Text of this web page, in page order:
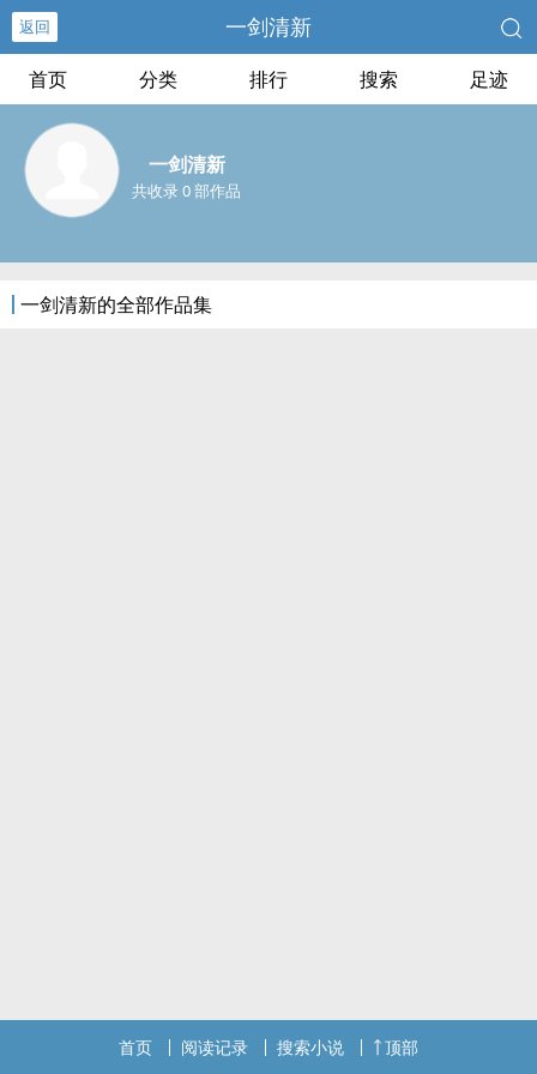
返回 一剑清新
首页 分类 排行 搜索 足迹
一剑清新
共收录 0 部作品
一剑清新的全部作品集
首页 阅读记录 搜索小说 顶部